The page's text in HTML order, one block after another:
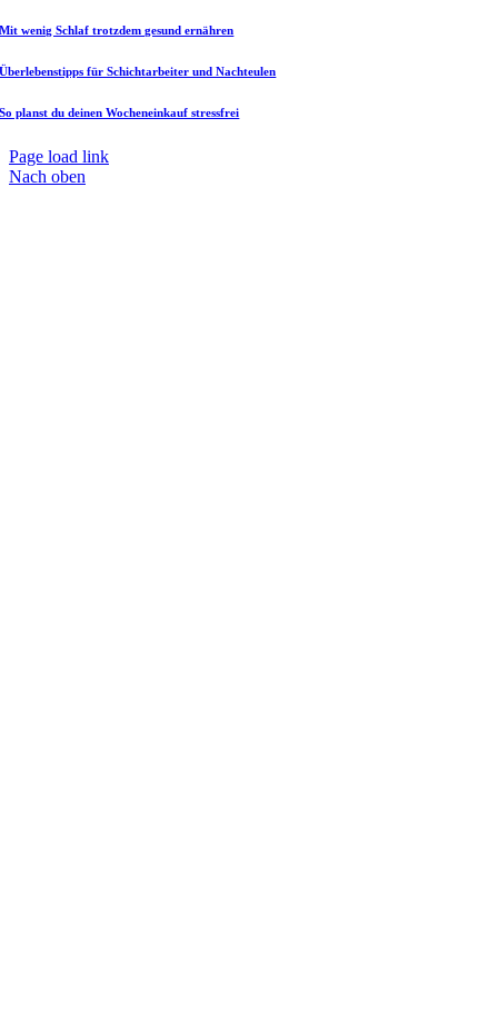
Mit wenig Schlaf trotzdem gesund ernähren
Überlebenstipps für Schichtarbeiter und Nachteulen
So planst du deinen Wocheneinkauf stressfrei
Page load link
Nach oben